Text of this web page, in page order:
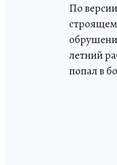
По
летний
попал в